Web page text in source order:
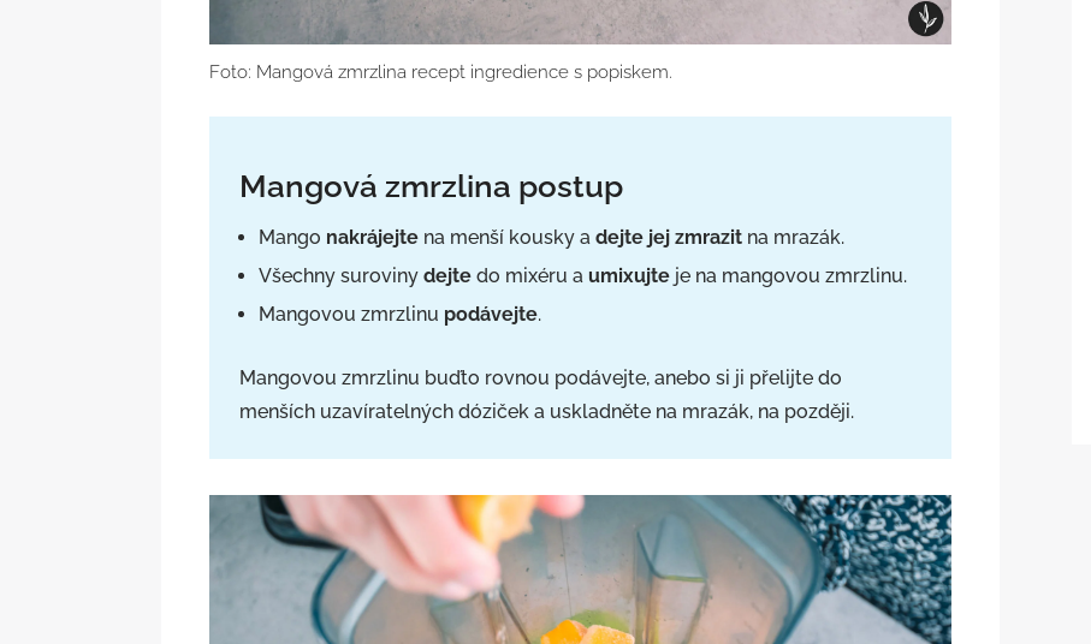
Foto: Mangová zmrzlina recept ingredience s popiskem.
Mangová zmrzlina postup
Mango nakrájejte na menší kousky adejte jej zmrazit na mrazák.
Všechny surovinydejte do mixéru aumixujte je na mangovou zmrzlinu.
Mangovou zmrzlinu podávejte.
Mangovou zmrzlinu buďto rovnou podávejte, anebo si ji přelijte do
menších uzavíratelných dóziček a uskladněte na mrazák, na později.